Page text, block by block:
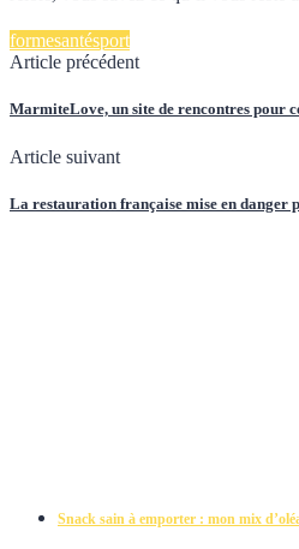
formesantésport
Article précédent
MarmiteLove, un site de rencontres pour
Article suivant
La restauration française mise en danger
Snack sain à emporter : mon mix